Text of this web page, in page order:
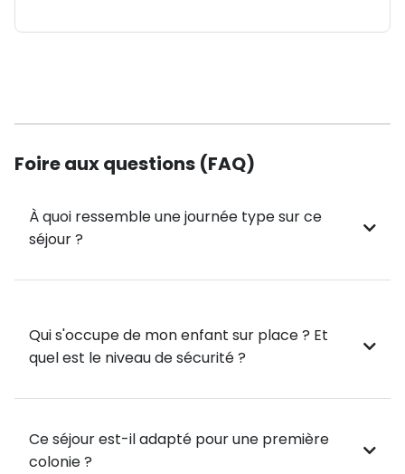
Foire aux questions (FAQ)
À quoi ressemble une journée type sur ce
séjour ?
Qui s'occupe de mon enfant sur place ? Et
quel est le niveau de sécurité ?
Ce séjour est-il adapté pour une première
colonie ?